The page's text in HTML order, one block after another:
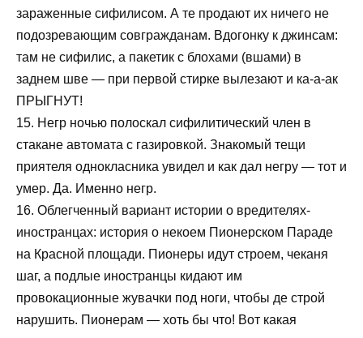
зараженные сифилисом. А те продают их ничего не
подозревающим совгражданам. Вдогонку к джинсам:
там не сифилис, а пакетик с блохами (вшами) в
заднем шве — при первой стирке вылезают и ка-а-ак
ПРЫГНУТ!
15. Негр ночью полоскал сифилитический член в
стакане автомата с газировкой. Знакомый тещи
приятеля однокласника увидел и как дал негру — тот и
умер. Да. Именно негр.
16. Облегченный вариант истории о вредителях-
иностранцах: история о некоем Пионерском Параде
на Красной площади. Пионеры идут строем, чеканя
шаг, а подлые иностранцы кидают им
провокационные жувачки под ноги, чтобы де строй
нарушить. Пионерам — хоть бы что! Вот какая